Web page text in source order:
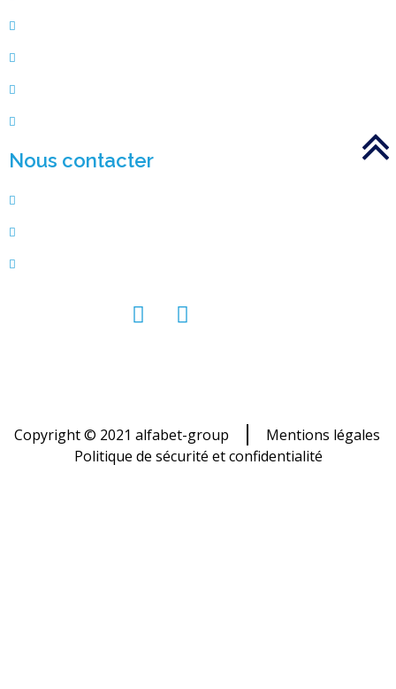
Nous contacter
Copyright © 2021 alfabet-group
Mentions légales
Politique de sécurité et confidentialité